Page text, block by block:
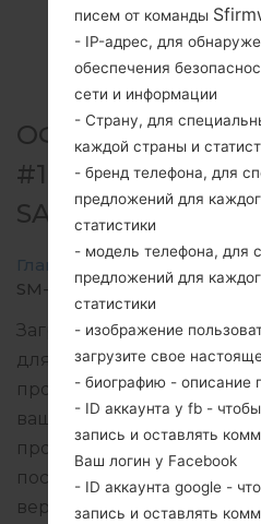
ОФИЦИАЛЬНАЯ
#126036 ДЛЯ SM-
Главная → Galaxy J7 2016
SM-
Загрузите последнее
для Samsung Galaxy J7
проверить,
вашего смартфона
прошивки TCE для
поставляется с версией
версия CSC
писем от команды
- IP-адрес, для
обеспечения
сети и информации
- Страну, для
каждой страны и
- бренд телефона, для
предложений для
статистики
- модель телефона, для
предложений для
статистики
- изображение
загрузите свое
- биографию - описание
- ID аккаунта у fb -
запись и оставлять
Ваш логин у Facebook
- ID аккаунта google -
запись и оставлять